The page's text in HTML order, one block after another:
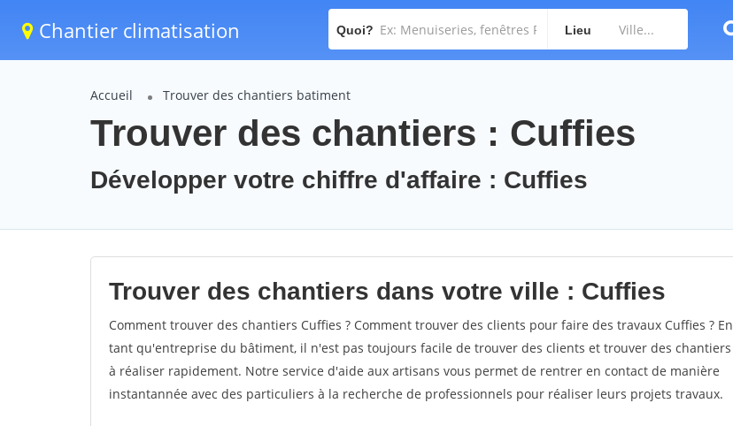
Chantier climatisation Quoi? Lieu
Accueil Trouver des chantiers batiment
Trouver des chantiers : Cuffies
Développer votre chiffre d'affaire : Cuffies
Trouver des chantiers dans votre ville : Cuffies
Comment trouver des chantiers Cuffies ? Comment trouver des clients pour faire des travaux Cuffies ? En
tant qu'entreprise du bâtiment, il n'est pas toujours facile de trouver des clients et trouver des chantiers
à réaliser rapidement. Notre service d'aide aux artisans vous permet de rentrer en contact de manière
instantannée avec des particuliers à la recherche de professionnels pour réaliser leurs projets travaux.